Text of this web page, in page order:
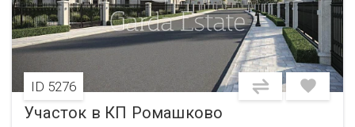
ID 5276
Участок в КП Ромашково